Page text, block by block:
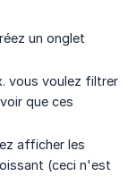
un onglet
vous voulez filtrer
que ces
afficher les
(ceci n'est